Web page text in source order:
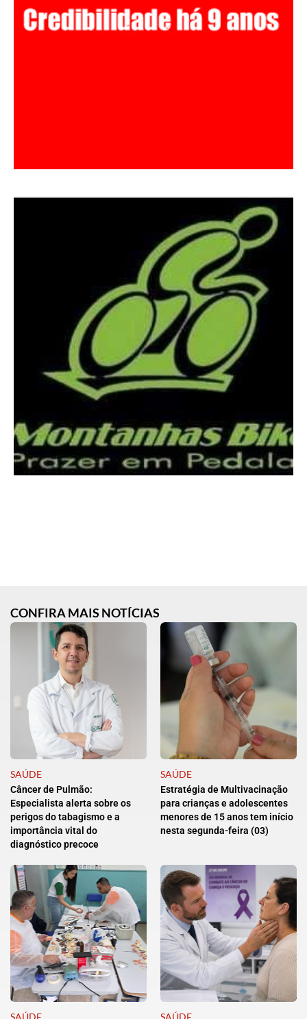
CONFIRA MAIS NOTÍCIAS
SAÚDE
Câncer de Pulmão:
Especialista alerta sobre os
perigos do tabagismo e a
importância vital do
diagnóstico precoce
SAÚDE
Estratégia de Multivacinação
para crianças e adolescentes
menores de 15 anos tem início
nesta segunda-feira (03)
SAÚDE SAÚDE